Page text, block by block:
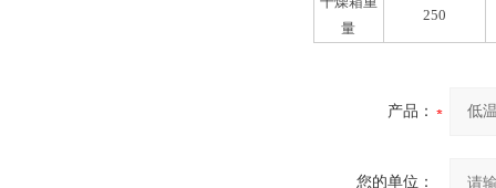
量
250
产品：
您的单位：